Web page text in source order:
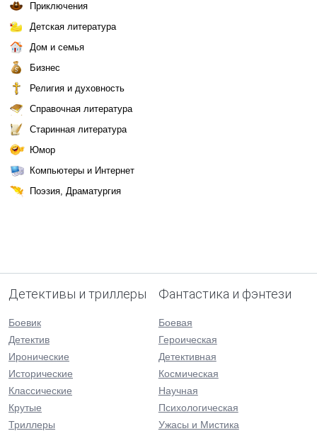
Приключения
Детская литература
Дом и семья
Бизнес
Религия и духовность
Справочная литература
Старинная литература
Юмор
Компьютеры и Интернет
Поэзия, Драматургия
Детективы и триллеры
Боевик
Детектив
Иронические
Исторические
Классические
Крутые
Триллеры
Фантастика и фэнтези
Боевая
Героическая
Детективная
Космическая
Научная
Психологическая
Ужасы и Мистика